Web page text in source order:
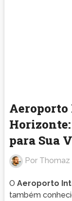
para Sua
Por Thomaz
O Aeroporto
também